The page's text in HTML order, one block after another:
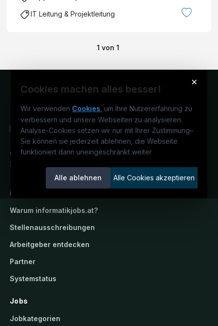
IT Leitung & Projektleitung
1 von 1
×
Cookies machen alles besser!
Wir verwenden Cookies , um Ihre Nutzererfahrung zu
verbessern und unsere Webseiten zu analysieren.
Analyse-Cookies setzen wir nur mit Ihrer Zustimmung–
Sie können sie jederzeit ablehnen, die Webseite
funktioniert dann uneingeschränkt weiter
Alle ablehnen Alle Cookies akzeptieren
Österreichs IT-Karriereportal.Ein
Service der candidatis GmbH.
informatikjobs.at
Warum informatikjobs.at?
Stellenausschreibungen
Arbeitgeber entdecken
Partner
Systemstatus
Jobs
Jobkategorien